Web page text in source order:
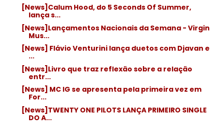
[News]Calum Hood, do 5 Seconds Of Summer,
lança s...
[News]Lançamentos Nacionais da Semana - Virgin
Mus...
[News] Flávio Venturini lança duetos com Djavan e
...
[News]Livro que traz reflexão sobre a relação
entr...
[News] MC IG se apresenta pela primeira vez em
For...
[News]TWENTY ONE PILOTS LANÇA PRIMEIRO SINGLE
DO A...